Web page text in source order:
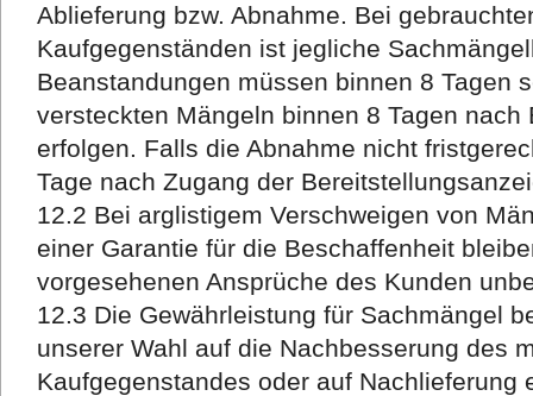
Ablieferung bzw. Abnahme. Bei
Kaufgegenständen ist jegliche
Beanstandungen müssen binnen 8 Tagen
versteckten Mängeln binnen 8 Tagen
erfolgen. Falls die Abnahme nicht
Tage nach Zugang der
12.2 Bei arglistigem Verschweigen von
einer Garantie für die Beschaffenheit
vorgesehenen Ansprüche des Kunden
12.3 Die Gewährleistung für Sachmängel
unserer Wahl auf die Nachbesserung des
Kaufgegenstandes oder auf Nachlieferung